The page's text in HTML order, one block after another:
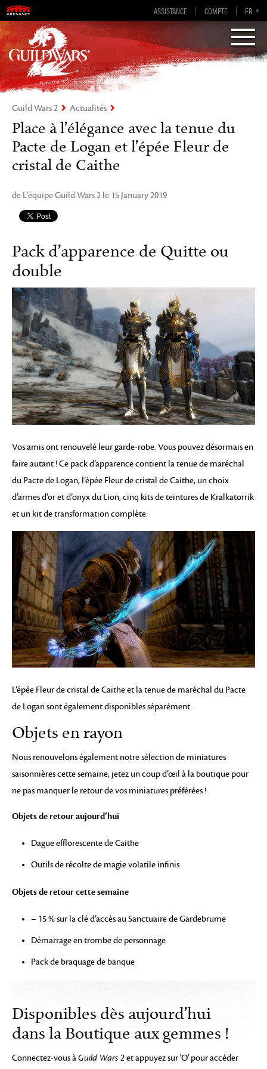
ASSISTANCE COMPTE FR
EN
DE
ES
EN-GB
Visions of Eternity
Guild Wars 2
Guild Wars 2 Actualités
Place à l’élégance avec la tenue du
Pacte de Logan et l’épée Fleur de
cristal de Caithe
de L'équipe Guild Wars 2 le 15 January 2019
Pack d’apparence de Quitte ou
double
Vos amis ont renouvelé leur garde-robe. Vous pouvez désormais en
faire autant ! Ce pack d’apparence contient la tenue de maréchal
du Pacte de Logan, l’épée Fleur de cristal de Caithe, un choix
d’armes d’or et d’onyx du Lion, cinq kits de teintures de Kralkatorrik
et un kit de transformation complète.
L’épée Fleur de cristal de Caithe et la tenue de maréchal du Pacte
de Logan sont également disponibles séparément.
Objets en rayon
Nous renouvelons également notre sélection de miniatures
saisonnières cette semaine, jetez un coup d’œil à la boutique pour
ne pas manquer le retour de vos miniatures préférées !
Objets de retour aujourd’hui
Dague efflorescente de Caithe
Outils de récolte de magie volatile infinis
Objets de retour cette semaine
– 15 % sur la clé d’accès au Sanctuaire de Gardebrume
Démarrage en trombe de personnage
Pack de braquage de banque
Disponibles dès aujourd’hui
dans la Boutique aux gemmes !
Connectez-vous àGuild Wars 2et appuyez sur 'O' pour accéder